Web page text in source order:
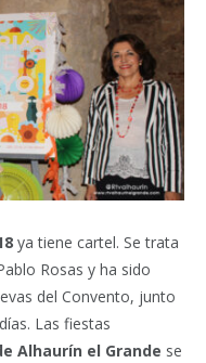
ya tiene cartel. Se trata
Rosas y ha sido
del Convento, junto
Las fiestas
Alhaurín el Grande se